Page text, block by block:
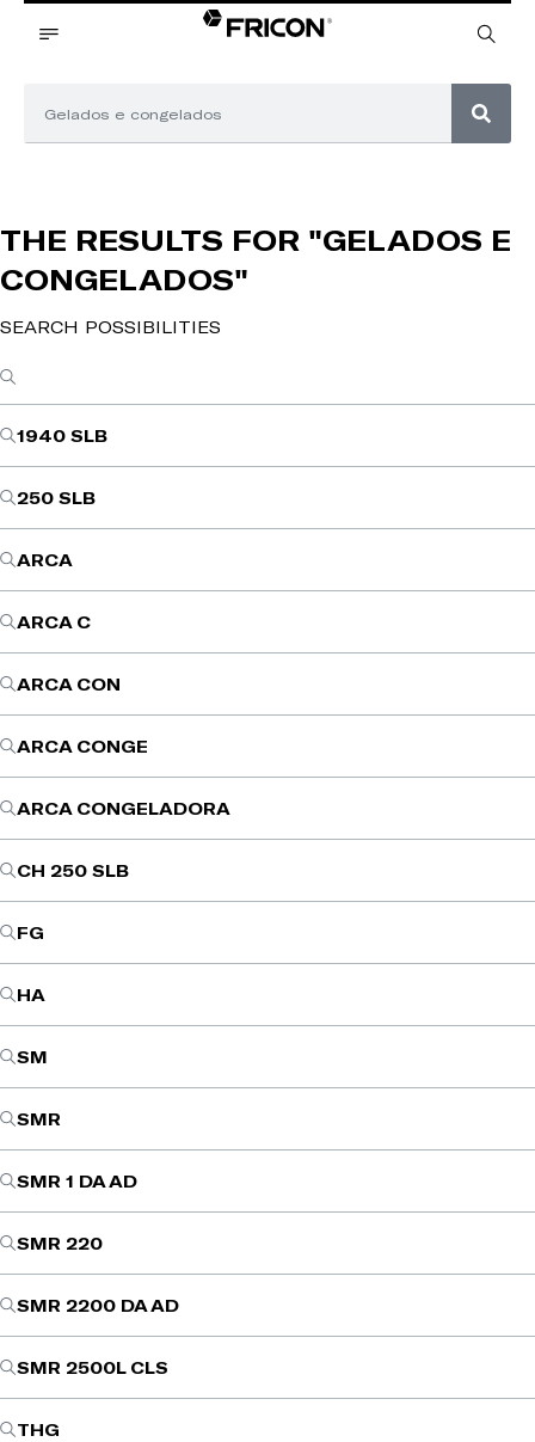
THE RESULTS FOR "GELADOS E
CONGELADOS"
SEARCH POSSIBILITIES
1940 SLB
250 SLB
ARCA
ARCA C
ARCA CON
ARCA CONGE
ARCA CONGELADORA
CH 250 SLB
FG
HA
SM
SMR
SMR 1 DA AD
SMR 220
SMR 2200 DA AD
SMR 2500L CLS
THG